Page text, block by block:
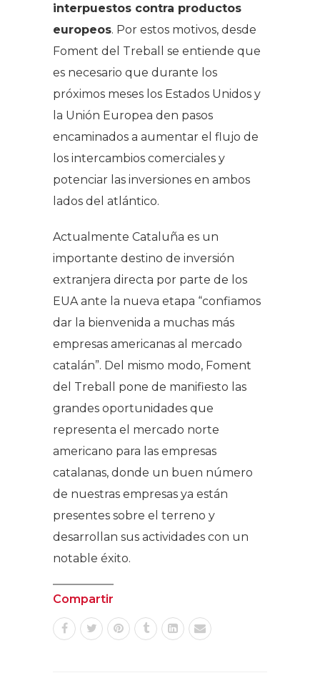
interpuestos contra productos
europeos. Por estos motivos, desde
Foment del Treball se entiende que
es necesario que durante los
próximos meses los Estados Unidos y
la Unión Europea den pasos
encaminados a aumentar el flujo de
los intercambios comerciales y
potenciar las inversiones en ambos
lados del atlántico.
Actualmente Cataluña es un
importante destino de inversión
extranjera directa por parte de los
EUA ante la nueva etapa “confiamos
dar la bienvenida a muchas más
empresas americanas al mercado
catalán”. Del mismo modo, Foment
del Treball pone de manifiesto las
grandes oportunidades que
representa el mercado norte
americano para las empresas
catalanas, donde un buen número
de nuestras empresas ya están
presentes sobre el terreno y
desarrollan sus actividades con un
notable éxito.
Compartir